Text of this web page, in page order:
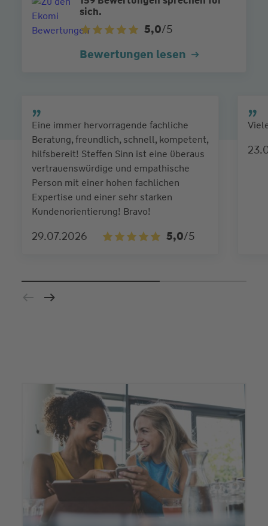
sich.
5,0/5
Bewertungen lesen
Eine immer hervorragende fachliche
Beratung, freundlich, schnell, kompetent,
hilfsbereit! Steffen Sinn ist eine überaus
vertrauenswürdige und empathische
Person mit einer hohen fachlichen
Expertise und einer sehr starken
Kundenorientierung! Bravo!
29.07.2026 5,0/5